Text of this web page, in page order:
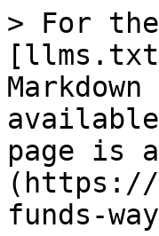
> For
page is
(https://
funds-